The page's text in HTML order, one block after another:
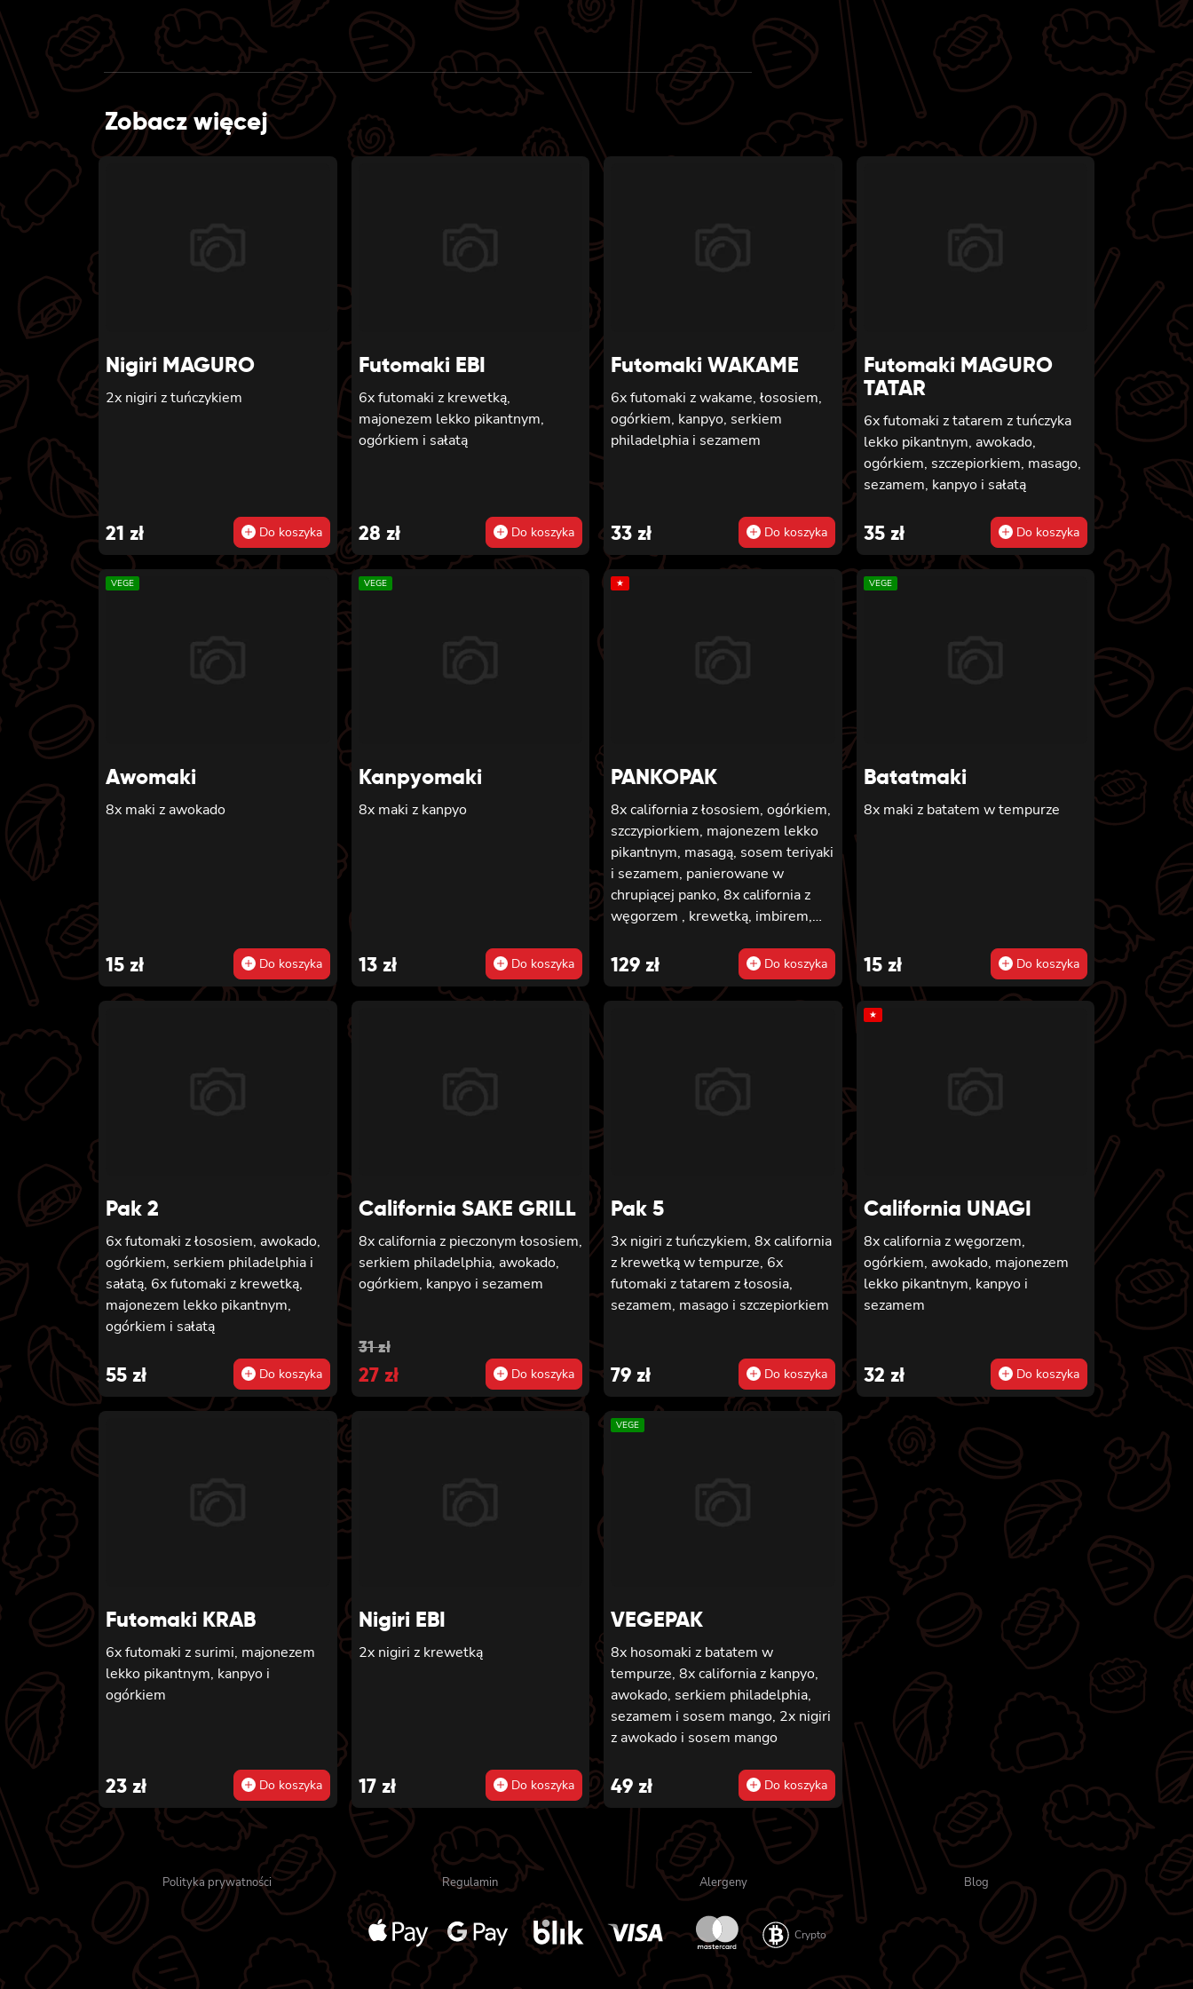
Zobacz więcej
Nigiri MAGURO
2x nigiri z tuńczykiem
21 zł Do koszyka
Futomaki EBI
6x futomaki z krewetką,
majonezem lekko pikantnym,
ogórkiem i sałatą
28 zł Do koszyka
Futomaki WAKAME
6x futomaki z wakame, łososiem,
ogórkiem, kanpyo, serkiem
philadelphia i sezamem
33 zł Do koszyka
Futomaki MAGURO
TATAR
6x futomaki z tatarem z tuńczyka
lekko pikantnym, awokado,
ogórkiem, szczepiorkiem, masago,
sezamem, kanpyo i sałatą
35 zł Do koszyka
VEGE
Awomaki
8x maki z awokado
15 zł Do koszyka
VEGE
Kanpyomaki
8x maki z kanpyo
13 zł Do koszyka
★
PANKOPAK
8x california z łososiem, ogórkiem,
szczypiorkiem, majonezem lekko
pikantnym, masagą, sosem teriyaki
i sezamem, panierowane w
chrupiącej panko, 8x california z
węgorzem , krewetką, imbirem,
sosem teriyaki i sezamem,
panierowane w chrupiącej panko,
8x california z serkiem
8x california z łososiem
wędzonym, ogórkiem, awokado,
129 zł Do koszyka
VEGE
Batatmaki
8x maki z batatem w tempurze
15 zł Do koszyka
Pak 2
6x futomaki z łososiem, awokado,
ogórkiem, serkiem philadelphia i
sałatą, 6x futomaki z krewetką,
majonezem lekko pikantnym,
ogórkiem i sałatą
55 zł Do koszyka
California SAKE GRILL
8x california z pieczonym łososiem,
serkiem philadelphia, awokado,
ogórkiem, kanpyo i sezamem
31zł
Original
price
was:
27 zł
Current
price
is:
Do koszyka
Pak 5
3x nigiri z tuńczykiem, 8x california
z krewetką w tempurze, 6x
futomaki z tatarem z łososia,
sezamem, masago i szczepiorkiem
79 zł Do koszyka
★
California UNAGI
8x california z węgorzem,
ogórkiem, awokado, majonezem
lekko pikantnym, kanpyo i
sezamem
32 zł Do koszyka
Futomaki KRAB
6x futomaki z surimi, majonezem
lekko pikantnym, kanpyo i
ogórkiem
23 zł Do koszyka
Nigiri EBI
2x nigiri z krewetką
17 zł Do koszyka
VEGE
VEGEPAK
8x hosomaki z batatem w
tempurze, 8x california z kanpyo,
awokado, serkiem philadelphia,
sezamem i sosem mango, 2x nigiri
z awokado i sosem mango
49 zł Do koszyka
Polityka prywatności Regulamin Alergeny Blog
Crypto